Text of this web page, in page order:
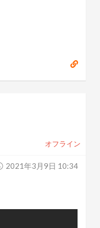
オフライン
2021年3月9日 10:34